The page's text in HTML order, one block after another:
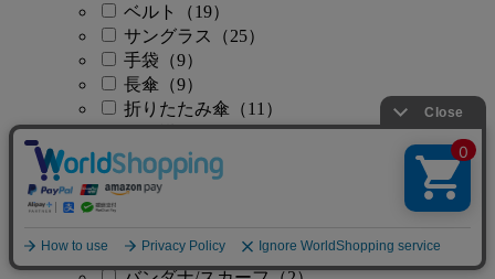
ベルト（19）
サングラス（25）
手袋（9）
長傘（9）
折りたたみ傘（11）
付け襟（2）
財布/小物
ALL（37）
ポーチ（11）